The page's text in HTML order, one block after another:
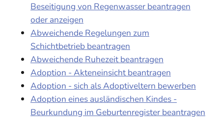
Beseitigung von Regenwasser beantragen
oder anzeigen
Abweichende Regelungen zum
Schichtbetrieb beantragen
Abweichende Ruhezeit beantragen
Adoption - Akteneinsicht beantragen
Adoption - sich als Adoptiveltern bewerben
Adoption eines ausländischen Kindes -
Beurkundung im Geburtenregister beantragen